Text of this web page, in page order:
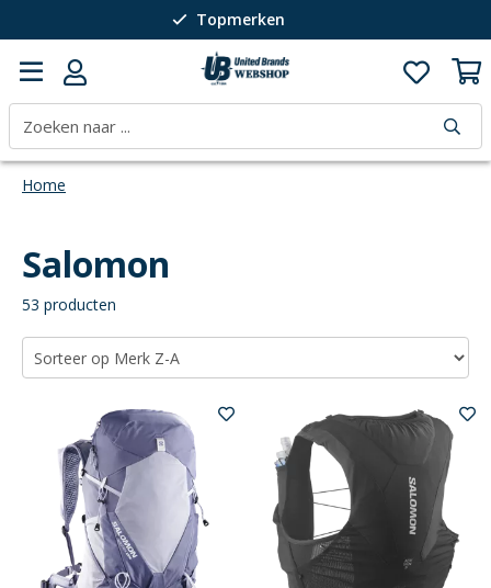
Topmerken
Passie voor wintersport
40 jaar expertise
Home
Salomon
53 producten